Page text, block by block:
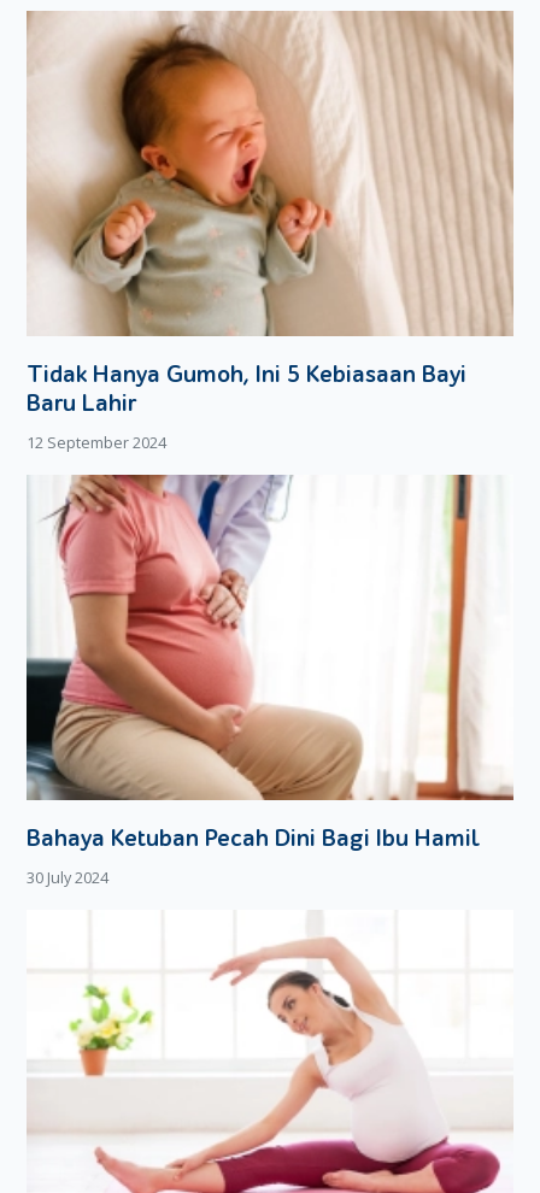
Tidak Hanya Gumoh, Ini 5 Kebiasaan Bayi
Baru Lahir
12 September 2024
Bahaya Ketuban Pecah Dini Bagi Ibu Hamil
30 July 2024